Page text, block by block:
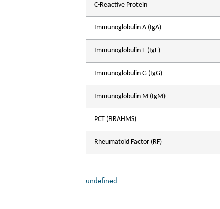
C-Reactive Protein
Immunoglobulin A (IgA)
Immunoglobulin E (IgE)
Immunoglobulin G (IgG)
Immunoglobulin M (IgM)
PCT (BRAHMS)
Rheumatoid Factor (RF)
undefined